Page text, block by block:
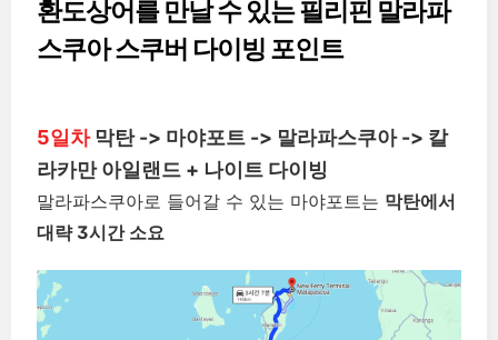
환도상어를 만날 수 있는 필리핀 말라파
스쿠아 스쿠버 다이빙 포인트
5일차막탄 -> 마야포트 -> 말라파스쿠아 -> 칼
라카만 아일랜드 + 나이트 다이빙
말라파스쿠아로 들어갈 수 있는 마야포트는 막탄에서
대략 3시간 소요